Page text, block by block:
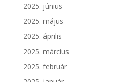
2025. június
2025. május
2025. április
2025. március
2025. február